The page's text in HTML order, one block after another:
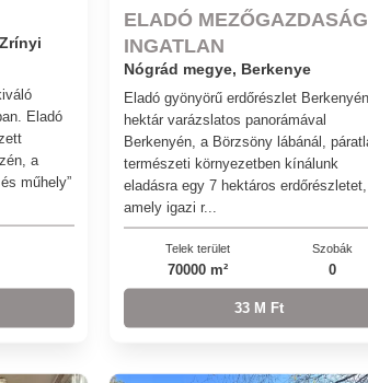
Eladó
a
műhely”
ELADÓ
INGATLAN
Nógrád megye, Berkenye
Eladó gyönyörű erdőrészlet
hektár varázslatos panorámával
Berkenyén, a Börzsöny lábánál,
természeti környezetben kínálunk
eladásra egy 7 hektáros erdőrészletet,
amely igazi r...
Telek terület
70000 m²
Szobák
0
33 M Ft